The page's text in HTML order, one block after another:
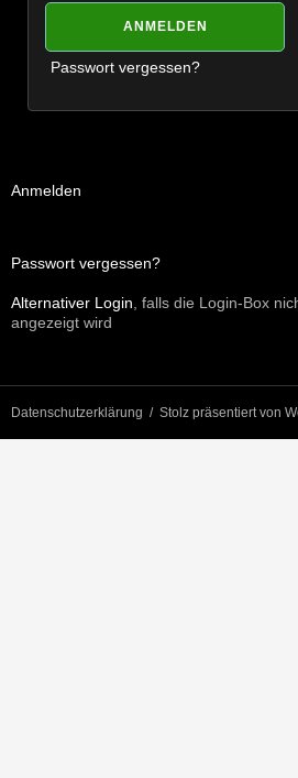
Passwort vergessen?
Anmelden
Passwort vergessen?
Alternativer Login , falls die Login-Box
angezeigt wird
Datenschutzerklärung Stolz präsentiert von